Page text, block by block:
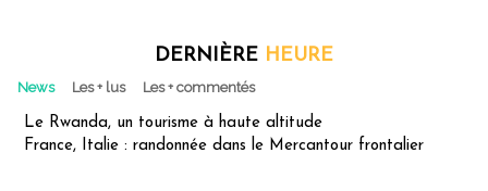
DERNIÈRE HEURE
News Les + lus Les + commentés
Le Rwanda, un tourisme à haute altitude
France, Italie : randonnée dans le Mercantour frontalier